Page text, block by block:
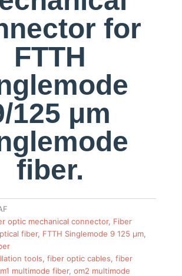
for
FTTH
125 μm
fiber.
optic mechanical connector, Fiber
fiber, FTTH Singlemode 9 125 µm
tools ,fiber optic cables ,fiber
multimode fiber,om2 multimode